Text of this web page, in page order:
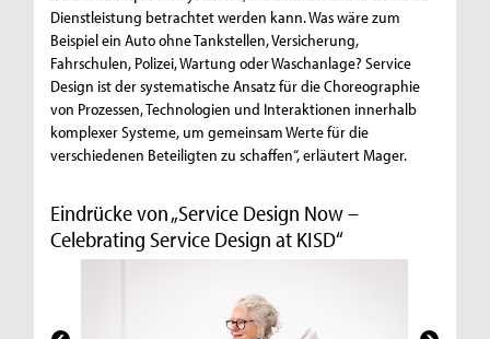
Dienstleistung betrachtet werden kann. Was wäre zum
Beispiel ein Auto ohne Tankstellen, Versicherung,
Fahrschulen, Polizei, Wartung oder Waschanlage? Service
Design ist der systematische Ansatz für die Choreographie
von Prozessen, Technologien und Interaktionen innerhalb
komplexer Systeme, um gemeinsam Werte für die
verschiedenen Beteiligten zu schaffen“, erläutert Mager.
Eindrücke von „Service Design Now –
Celebrating Service Design at KISD“